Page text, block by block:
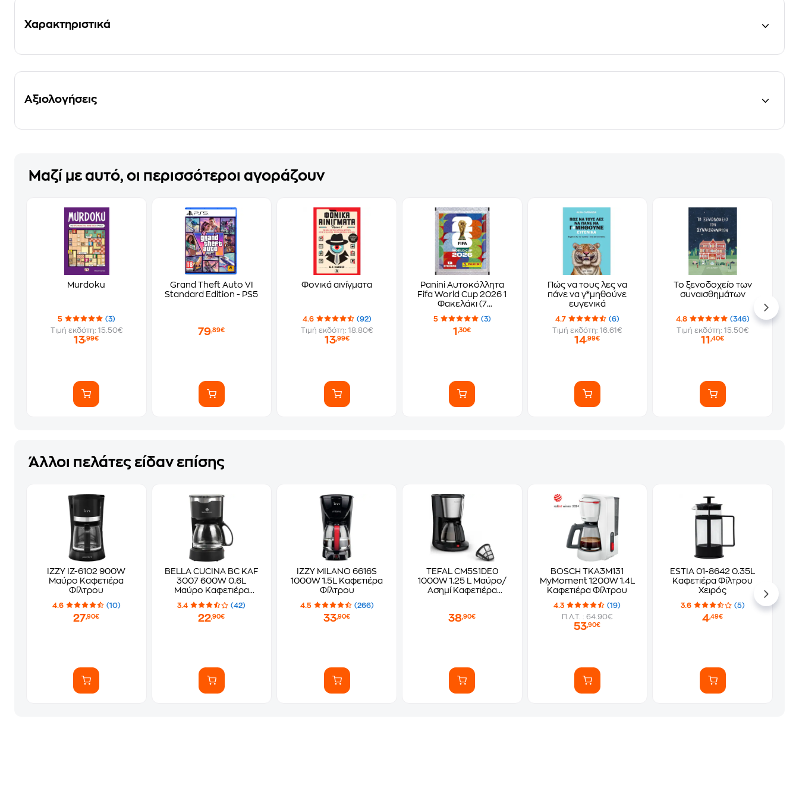
Χαρακτηριστικά
Αξιολογήσεις
Μαζί με αυτό, οι περισσότεροι αγοράζουν
Murdoku
5
(3)
Τιμή εκδότη: 15.50€
13,99€
Grand Theft Auto VI
Standard Edition - PS5
79,89€
Φονικά αινίγματα
4.6
(92)
Τιμή εκδότη: 18.80€
13,99€
Panini Αυτοκόλλητα
Fifa World Cup 2026 1
Φακελάκι (7
Αυτοκόλλητα)
5 (3)
1,30€
Πώς να τους λες να
πάνε να γ*μηθούνε
ευγενικά
4.7
(6)
Τιμή εκδότη: 16.61€
14,99€
Το ξενοδοχείο των
συναισθημάτων
4.8
(346)
Τιμή εκδότη: 15.50€
11,40€
Άλλοι πελάτες είδαν επίσης
IZZY IZ-6102 900W
Μαύρο Καφετιέρα
Φίλτρου
4.6 (10)
27,90€
BELLA CUCINA BC KAF
3007 600W 0.6L
Μαύρο Καφετιέρα
Φίλτρου
3.4 (42)
22,90€
IZZY MILANO 6616S
1000W 1.5L Καφετιέρα
Φίλτρου
4.5 (266)
33,90€
TEFAL CM5S1DE0
1000W 1.25 L Μαύρο/
Ασημί Καφετιέρα
38,90€
BOSCH TKA3M131
MyMoment 1200W 1.4L
Καφετιέρα Φίλτρου
4.3
(19)
Π.Λ.Τ. : 64.90€
53,90€
ESTIA 01-8642 0.35L
Καφετιέρα Φίλτρου
Χειρός
3.6 (5)
4,49€